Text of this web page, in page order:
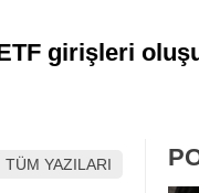
girişleri
TÜM YAZILARI